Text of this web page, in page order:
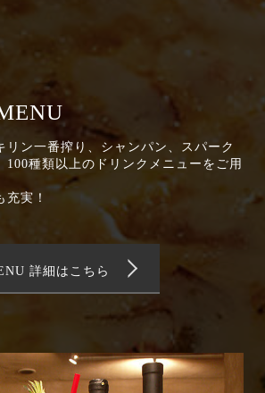
リン一番搾り、シャンパン、スパーク
100種類以上のドリンクメニューをご用
実！
詳細はこちら